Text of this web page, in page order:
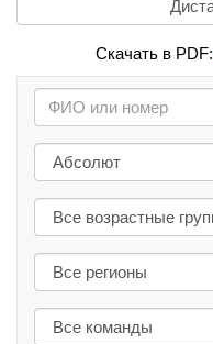
Скачать в PDF: